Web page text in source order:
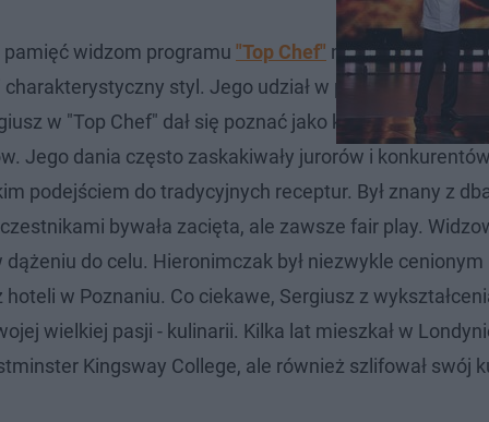
widzom programu "Top Chef" nie tylko ze
styl. Jego udział w programie był
w "Top Chef" dał się poznać jako kucharz
Jego dania często zaskakiwały jurorów i
podejściem do tradycyjnych receptur. Był znany z
bywała zacięta, ale zawsze fair play.
do celu. Hieronimczak był niezwykle cenionym
w Poznaniu. Co ciekawe, Sergiusz z
wielkiej pasji - kulinarii. Kilka lat mieszkał w
Kingsway College, ale również szlifował swój